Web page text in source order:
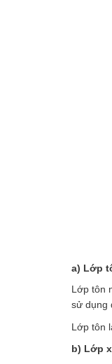
a) Lớp
Lớp tôn
sử dụng
Lớp tôn
b) Lớp